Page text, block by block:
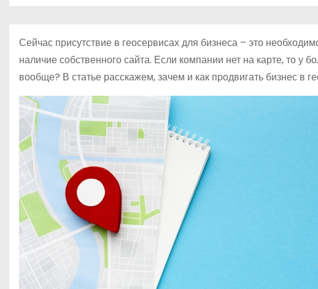
Сейчас присутствие в геосервисах для бизнеса – это
наличие собственного сайта. Если компании нет на карте, то у
вообще? В статье расскажем, зачем и как продвигать бизнес в